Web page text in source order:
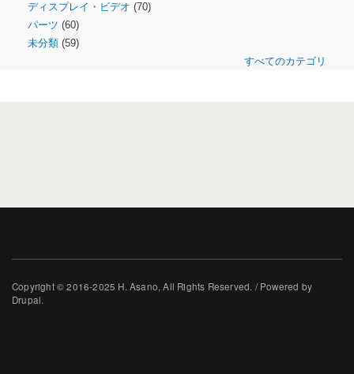
ディスプレイ・ビデオ (70)
パーツ (60)
未分類 (59)
すべてのカテゴリ
Copyright © 2016-2025 H. Asano, All Rights Reserved. / Powered by
Drupal.